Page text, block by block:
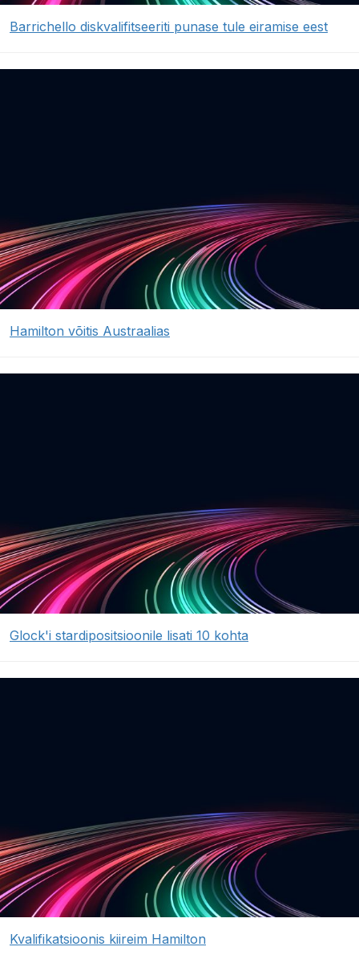
Barrichello diskvalifitseeriti punase tule eiramise eest
Hamilton võitis Austraalias
Glock'i stardipositsioonile lisati 10 kohta
Kvalifikatsioonis kiireim Hamilton